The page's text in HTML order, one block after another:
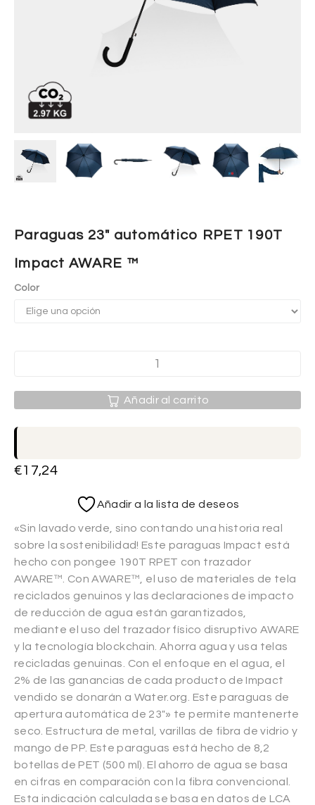
Paraguas 23″ automático RPET 190T
Impact AWARE ™
Color
Añadir al carrito
€17,24
Añadir a la lista de deseos
«Sin lavado verde, sino contando una historia real
sobre la sostenibilidad! Este paraguas Impact está
hecho con pongee 190T RPET con trazador
AWARE™. Con AWARE™, el uso de materiales de tela
reciclados genuinos y las declaraciones de impacto
de reducción de agua están garantizados,
mediante el uso del trazador físico disruptivo AWARE
y la tecnología blockchain. Ahorra agua y usa telas
recicladas genuinas. Con el enfoque en el agua, el
2% de las ganancias de cada producto de Impact
vendido se donarán a Water.org. Este paraguas de
apertura automática de 23″» te permite mantenerte
seco. Estructura de metal, varillas de fibra de vidrio y
mango de PP. Este paraguas está hecho de 8,2
botellas de PET (500 ml). El ahorro de agua se basa
en cifras en comparación con la fibra convencional.
Esta indicación calculada se basa en datos de LCA